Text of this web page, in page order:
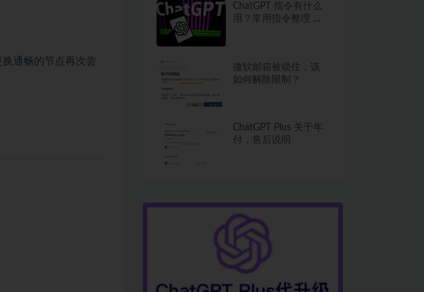
通畅的节点再次尝
ChatGPT 指令有什么
用？常用指令整理 进
微软邮箱被锁住，该
如何解除限制？
ChatGPT Plus 关于年
付，售后说明